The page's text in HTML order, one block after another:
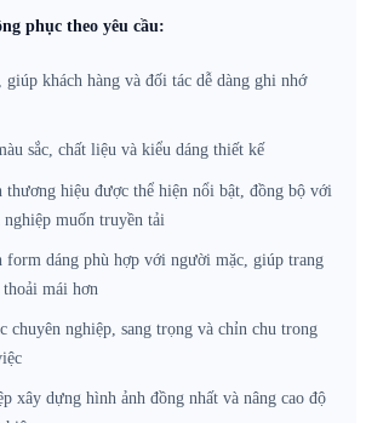
phục theo yêu cầu:
giúp khách hàng và đối tác dễ dàng ghi nhớ
sắc, chất liệu và kiểu dáng thiết kế
thương hiệu được thể hiện nổi bật, đồng bộ với
nghiệp muốn truyền tải
form dáng phù hợp với người mặc, giúp trang
mái hơn
chuyên nghiệp, sang trọng và chỉn chu trong
xây dựng hình ảnh đồng nhất và nâng cao độ